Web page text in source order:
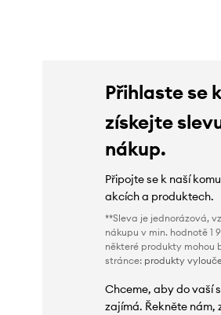
Přihlaste se
získejte
nákup.
Připojte se k naší
akcích a produktech.
**Sleva je jednorázová,
nákupu v min. hodnotě 1
některé produkty mohou
stránce: produkty
Chceme, aby do vaší
zajímá. Řekněte nám,